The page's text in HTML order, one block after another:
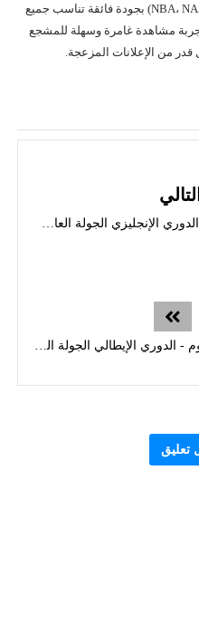
الأحداث الرياضية الكبرى (NBA، NASCAR، NFL) بجودة فائقة تناسب جميع
مشاهدة غامرة وسهلة للمشجع
قدر من الإعلانات المزعجة.
التالي
بث مباشر | ساسولو ضد جنوى اليوم - الدوري الإيطالي الجولة العاشرة
تعليق